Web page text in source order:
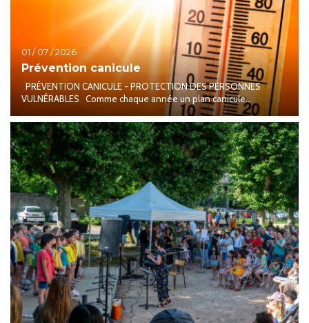
01 / 07 / 2026
Prévention canicule
PRÉVENTION CANICULE - PROTECTION DES PERSONNES
VULNÉRABLES Comme chaque année un plan canicule...